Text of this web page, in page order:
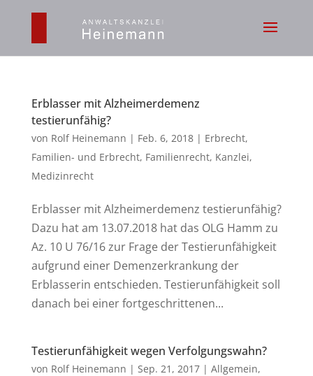
Erblasser mit Alzheimerdemenz
testierunfähig?
von Rolf Heinemann | Feb. 6, 2018| Erbrecht,
Familien- und Erbrecht, Familienrecht, Kanzlei,
Medizinrecht
Erblasser mit Alzheimerdemenz testierunfähig?
Dazu hat am 13.07.2018 hat das OLG Hamm zu
Az. 10 U 76/16 zur Frage der Testierunfähigkeit
aufgrund einer Demenzerkrankung der
Erblasserin entschieden. Testierunfähigkeit soll
danach bei einer fortgeschrittenen...
Testierunfähigkeit wegen Verfolgungswahn?
von Rolf Heinemann | Sep. 21, 2017| Allgemein,